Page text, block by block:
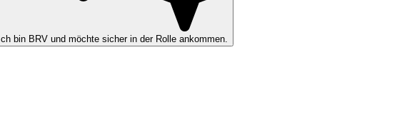
Ich bin BRV und möchte sicher in der Rolle ankommen.